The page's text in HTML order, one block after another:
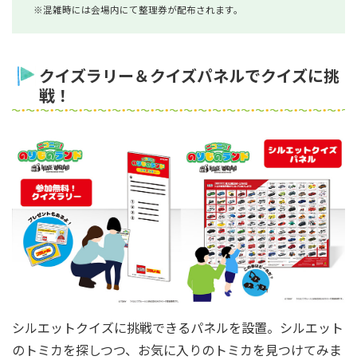
※混雑時には会場内にて整理券が配布されます。
クイズラリー＆クイズパネルでクイズに挑
戦！
シルエットクイズに挑戦できるパネルを設置。シルエット
のトミカを探しつつ、お気に入りのトミカを見つけてみま